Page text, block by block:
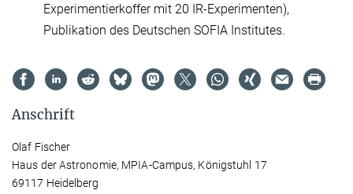
Experimentierkoffer mit 20 IR-Experimenten),
Publikation des Deutschen SOFIA Institutes.
Anschrift
Olaf Fischer
Haus der Astronomie, MPIA-Campus, Königstuhl 17
69117 Heidelberg